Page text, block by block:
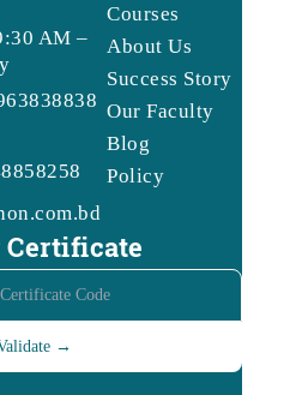
AM –
Courses
About Us
Success Story
Our Faculty
Blog
Policy
Certificate